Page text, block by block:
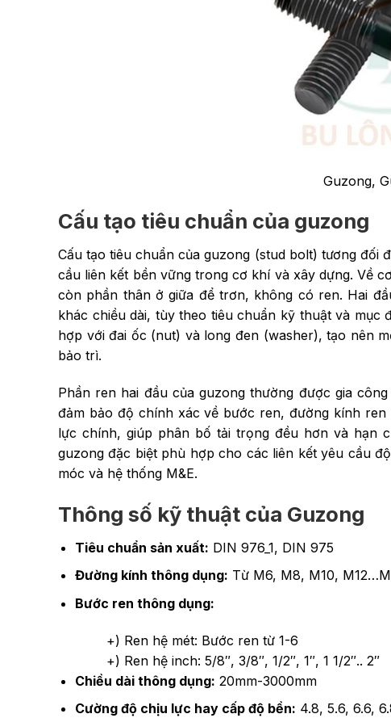
Guzong,
Cấu tạo tiêu chuẩn của guzong
Cấu tạo tiêu chuẩn của guzong (stud bolt) tương
cầu liên kết bền vững trong cơ khí và xây dựng. Về
còn phần thân ở giữa để trơn, không có ren. Hai
khác chiều dài, tùy theo tiêu chuẩn kỹ thuật và mục
hợp với đai ốc (nut) và long đen (washer), tạo nên
bảo trì.
Phần ren hai đầu của guzong thường được gia
đảm bảo độ chính xác về bước ren, đường kính
lực chính, giúp phân bố tải trọng đều hơn và hạn
guzong đặc biệt phù hợp cho các liên kết yêu cầu
móc và hệ thống M&E.
Thông số kỹ thuật của Guzong
Tiêu chuẩn sản xuất: DIN 976_1, DIN 975
Đường kính thông dụng: Từ M6, M8, M10,
Bước ren thông dụng:
+) Ren hệ mét: Bước ren từ 1-6
+) Ren hệ inch: 5/8″, 3/8″, 1/2″, 1″, 1 1/2″.. 2″
Chiều dài thông dụng: 20mm-3000mm
Cường độ chịu lực hay cấp độ bền: 4.8, 5.6, 6.6,